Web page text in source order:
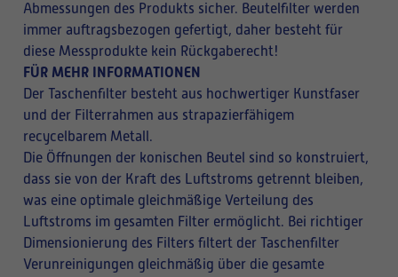
Abmessungen des Produkts sicher. Beutelfilter werden
immer auftragsbezogen gefertigt, daher besteht für
diese Messprodukte kein Rückgaberecht!
FÜR MEHR INFORMATIONEN
Der Taschenfilter besteht aus hochwertiger Kunstfaser
und der Filterrahmen aus strapazierfähigem
recycelbarem Metall.
Die Öffnungen der konischen Beutel sind so konstruiert,
dass sie von der Kraft des Luftstroms getrennt bleiben,
was eine optimale gleichmäßige Verteilung des
Luftstroms im gesamten Filter ermöglicht. Bei richtiger
Dimensionierung des Filters filtert der Taschenfilter
Verunreinigungen gleichmäßig über die gesamte